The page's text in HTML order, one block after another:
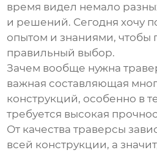
время видел немало
и решений. Сегодня хочу
опытом и знаниями, чтобы
правильный выбор.
Зачем вообще нужна
важная составляющая
конструкций, особенно в
требуется высокая
От качества траверсы
всей конструкции, а